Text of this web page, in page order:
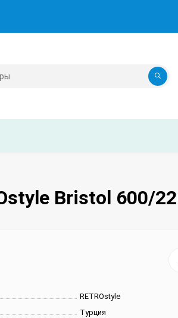
Bristol 600/
RETROstyle
Турция